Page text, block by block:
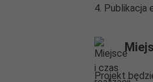
4. Publikacja
Projekt